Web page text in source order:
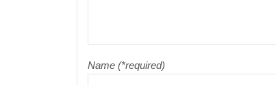
Name (*required)